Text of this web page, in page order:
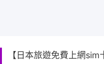
【日本旅遊免費上網